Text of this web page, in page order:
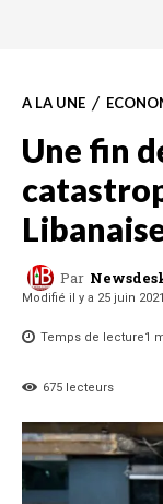
A LA UNE
Une fin
Par
Modifié il y a 25 juin 2021
Temps de lecture1
675 lecteurs